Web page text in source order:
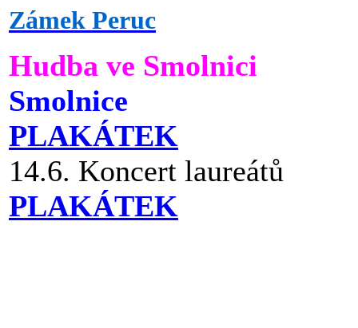
Zámek Peruc
Hudba ve Smolnici
Smolnice
PLAKÁTEK
14.6. Koncert laureátů
PLAKÁTEK